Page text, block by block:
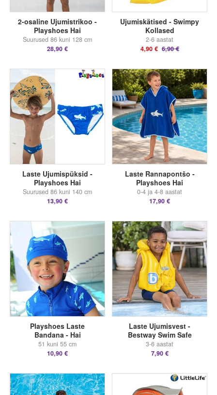
2-osaline Ujumistrikoo -
Playshoes Hai
Suurused 86 kuni 128 cm
28,90 €
Ujumiskätised - Swimpy
Kollased
2-6 aastat
4,90 € 6,90 €
Laste Ujumispüksid -
Playshoes Hai
Suurused 86 kuni 140 cm
13,90 €
Laste Rannapontšo -
Playshoes Hai
0-4 ja 4-8 aastat
17,90 €
Playshoes Laste
Bandana - Hai
51 kuni 55 cm
10,90 €
Laste Ujumisvest -
Bestway Swim Safe
3-6 aastat
7,90 €